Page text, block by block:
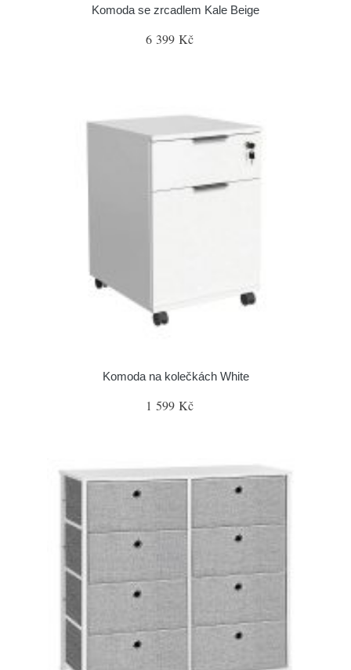
Komoda se zrcadlem Kale Beige
6 399 Kč
Komoda na kolečkách White
1 599 Kč